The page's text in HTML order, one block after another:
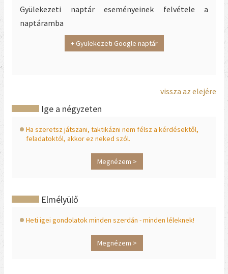
Gyülekezeti naptár eseményeinek felvétele a
naptáramba
+ Gyülekezeti Google naptár
vissza az elejére
Ige a négyzeten
Ha szeretsz játszani, taktikázni nem félsz a kérdésektől,
feladatoktól, akkor ez neked szól.
Megnézem >
Elmélyülő
Heti igei gondolatok minden szerdán - minden léleknek!
Megnézem >